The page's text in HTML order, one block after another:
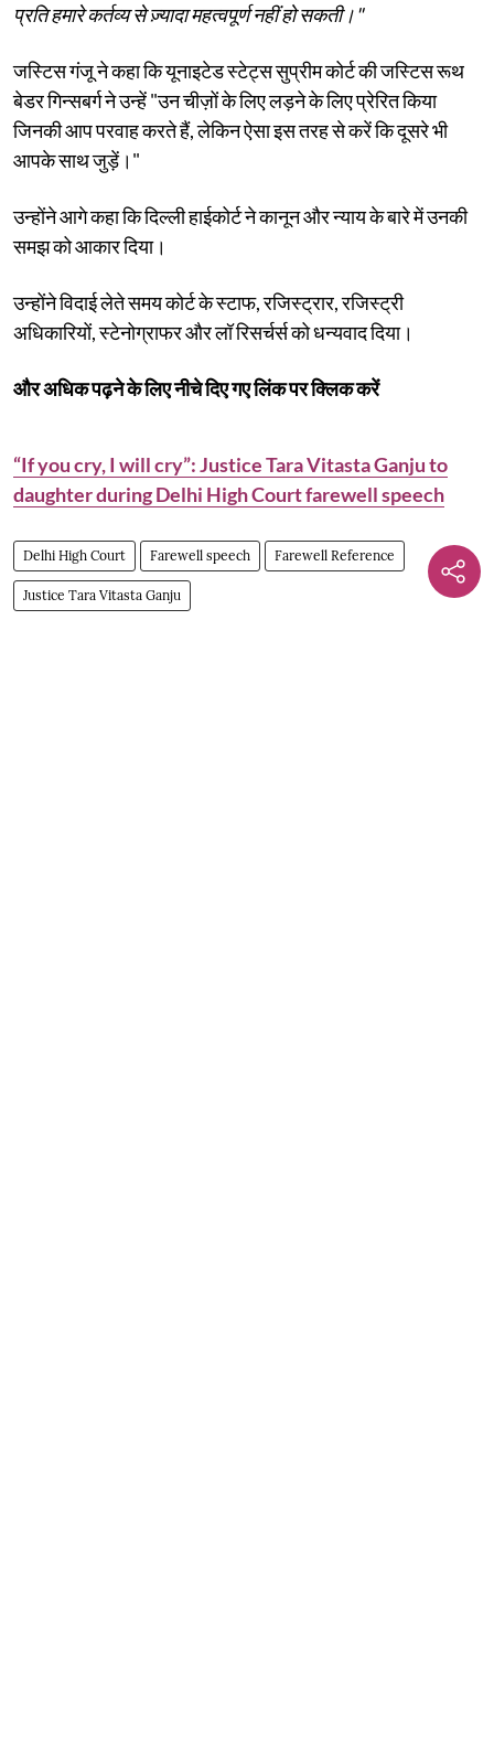
प्रति हमारे कर्तव्य से ज़्यादा महत्वपूर्ण नहीं हो सकती।"
जस्टिस गंजू ने कहा कि यूनाइटेड स्टेट्स सुप्रीम कोर्ट की जस्टिस रूथ
बेडर गिन्सबर्ग ने उन्हें "उन चीज़ों के लिए लड़ने के लिए प्रेरित किया
जिनकी आप परवाह करते हैं, लेकिन ऐसा इस तरह से करें कि दूसरे भी
आपके साथ जुड़ें।"
उन्होंने आगे कहा कि दिल्ली हाईकोर्ट ने कानून और न्याय के बारे में उनकी
समझ को आकार दिया।
उन्होंने विदाई लेते समय कोर्ट के स्टाफ, रजिस्ट्रार, रजिस्ट्री
अधिकारियों, स्टेनोग्राफर और लॉ रिसर्चर्स को धन्यवाद दिया।
और अधिक पढ़ने के लिए नीचे दिए गए लिंक पर क्लिक करें
“If you cry, I will cry”: Justice Tara Vitasta Ganju to
daughter during Delhi High Court farewell speech
Delhi High Court Farewell speech Farewell Reference
Justice Tara Vitasta Ganju